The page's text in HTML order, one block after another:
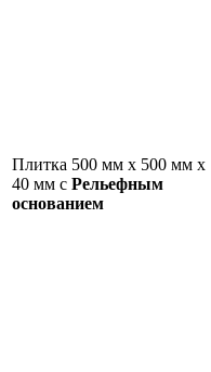
Плитка 500 мм х 500 мм х
40 мм с Рельефным
основанием